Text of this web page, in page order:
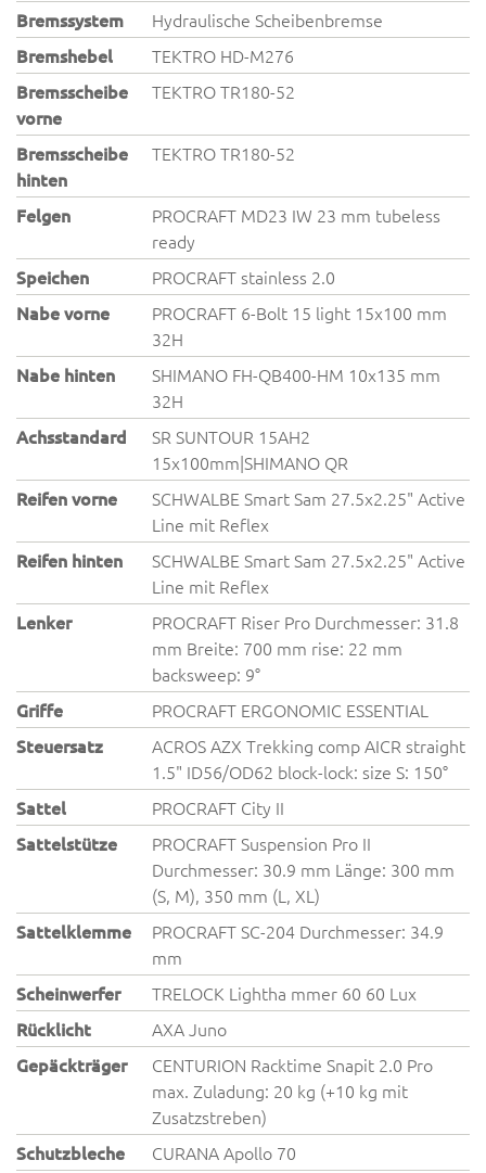
Bremssystem
Hydraulische Scheibenbremse
Bremshebel
TEKTRO HD-M276
Bremsscheibe
vorne
TEKTRO TR180-52
Bremsscheibe
hinten
TEKTRO TR180-52
Felgen
PROCRAFT MD23 IW 23 mm tubeless
ready
Speichen
PROCRAFT stainless 2.0
Nabe vorne
PROCRAFT 6-Bolt 15 light 15x100 mm
32H
Nabe hinten
SHIMANO FH-QB400-HM 10x135 mm
32H
Achsstandard
SR SUNTOUR 15AH2
15x100mm|SHIMANO QR
Reifen vorne
SCHWALBE Smart Sam 27.5x2.25" Active
Line mit Reflex
Reifen hinten
SCHWALBE Smart Sam 27.5x2.25" Active
Line mit Reflex
Lenker
PROCRAFT Riser Pro Durchmesser: 31.8
mm Breite: 700 mm rise: 22 mm
backsweep: 9°
Griffe
PROCRAFT ERGONOMIC ESSENTIAL
Steuersatz
ACROS AZX Trekking comp AICR straight
1.5" ID56/OD62 block-lock: size S: 150°
Sattel
PROCRAFT City II
Sattelstütze
PROCRAFT Suspension Pro II
Durchmesser: 30.9 mm Länge: 300 mm
(S, M), 350 mm (L, XL)
Sattelklemme
PROCRAFT SC-204 Durchmesser: 34.9
mm
Scheinwerfer
TRELOCK Lightha mmer 60 60 Lux
Rücklicht
AXA Juno
Gepäckträger
CENTURION Racktime Snapit 2.0 Pro
max. Zuladung: 20 kg (+10 kg mit
Zusatzstreben)
Schutzbleche
CURANA Apollo 70